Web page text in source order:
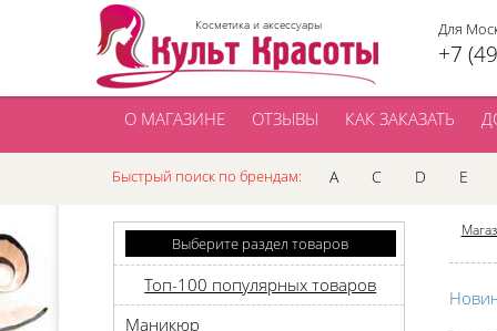
Косметика и аксессуары Для
+7
О МАГАЗИНЕ ОТЗЫВЫ КАК ЗАКАЗАТЬ
Быстрый поиск по брендам: A C D E
Выберите раздел товаров
Топ-100 популярных товаров
Маникюр